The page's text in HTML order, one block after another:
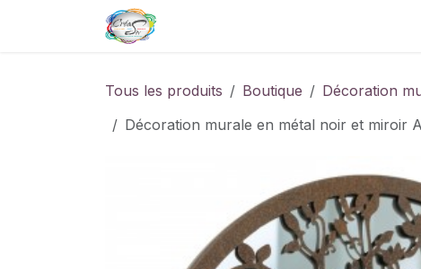
Se rendre au contenu
Tous les produits Boutique Décoration
Décoration murale en métal noir et miroir